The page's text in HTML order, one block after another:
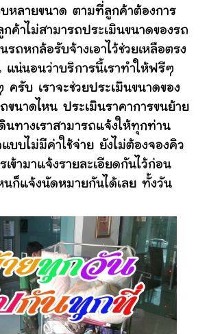
หลายขนาด ตามที่ลูกค้าต้องการ
ค้าไม่สามารถประเมินขนาดของรถ
รถหกล้อรับจ้างเอาไว้ช่วยเหลือตรง
แน่นอนว่าบริการนี้เราทำให้ฟรีๆ
ครับ เราจะช่วยประเมินขนาดของ
ขนาดไหน ประเมินราคาการขนย้าย
นทางเราสามารถแจ้งให้ทุกท่าน
บบไม่มีค่าใช้จ่าย ยังไม่ต้องจองคิว
ข้ามาแจ้งรายละเอียดกันไว้ก่อน
นก็แจ้งนัดหมายกันได้เลย ทั้งวัน